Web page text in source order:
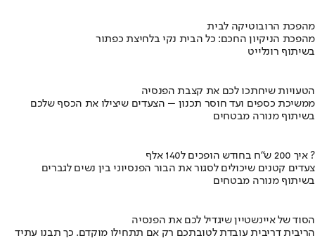
מהפכת הרובוטיקה לבית
מהפכת הניקיון החכם: כל הבית נקי בלחיצת כפתור
בשיתוף רונלייט
הטעויות שיחתכו לכם את קצבת הפנסיה
ממשיכת כספים ועד חוסר תכנון – הצעדים שיצילו את הכסף שלכם
בשיתוף מנורה מבטחים
איך 200 ש"ח בחודש הופכים ל140 אלף ?
צעדים קטנים שיכולים לסגור את הבור הפנסיוני בין נשים לגברים
בשיתוף מנורה מבטחים
הסוד של איינשטיין שיגדיל לכם את הפנסיה
הריבית דריבית עובדת לטובתכם רק אם תתחילו מוקדם. כך תבנו עתיד